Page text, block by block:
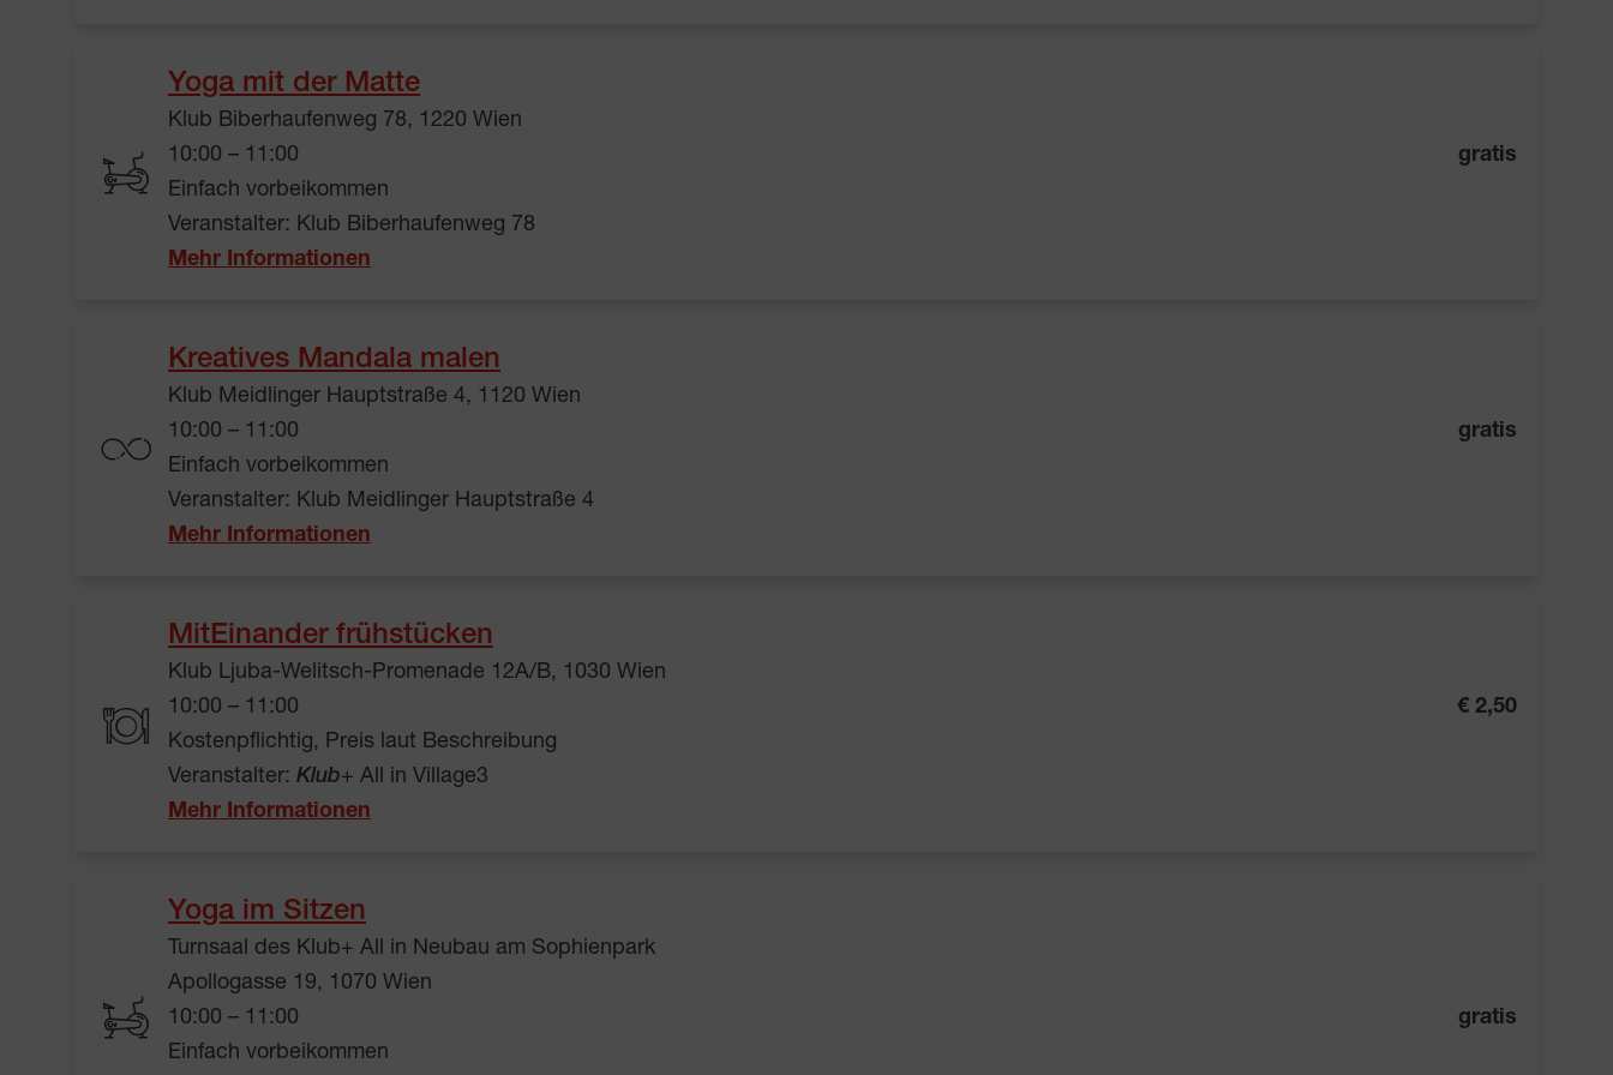
Yoga mit der Matte
Klub Biberhaufenweg 78, 1220 Wien
10:00 – 11:00
gratis
Einfach vorbeikommen
Veranstalter: Klub Biberhaufenweg 78
Mehr Informationen
Kreatives Mandala malen
Klub Meidlinger Hauptstraße 4, 1120 Wien
10:00 – 11:00
gratis
Einfach vorbeikommen
Veranstalter: Klub Meidlinger Hauptstraße 4
Mehr Informationen
MitEinander frühstücken
Klub Ljuba-Welitsch-Promenade 12A/B, 1030 Wien
10:00 – 11:00
€ 2,50
Kostenpflichtig, Preis laut Beschreibung
Veranstalter: Klub+ All in Village3
Mehr Informationen
Yoga im Sitzen
Turnsaal des Klub+ All in Neubau am Sophienpark
Apollogasse 19, 1070 Wien
10:00 – 11:00
gratis
Einfach vorbeikommen